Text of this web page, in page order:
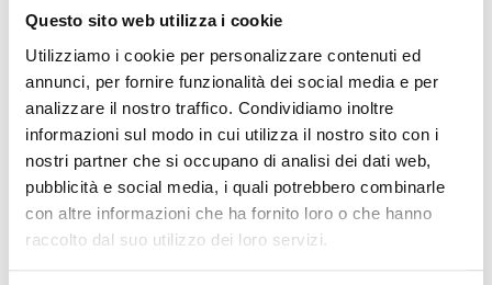
Questo sito web utilizza i cookie
Utilizziamo i cookie per personalizzare contenuti ed
annunci, per fornire funzionalità dei social media e per
analizzare il nostro traffico. Condividiamo inoltre
informazioni sul modo in cui utilizza il nostro sito con i
nostri partner che si occupano di analisi dei dati web,
pubblicità e social media, i quali potrebbero combinarle
con altre informazioni che ha fornito loro o che hanno
raccolto dal suo utilizzo dei loro servizi.
Spedizione Gratuita
Specifiche Tecniche